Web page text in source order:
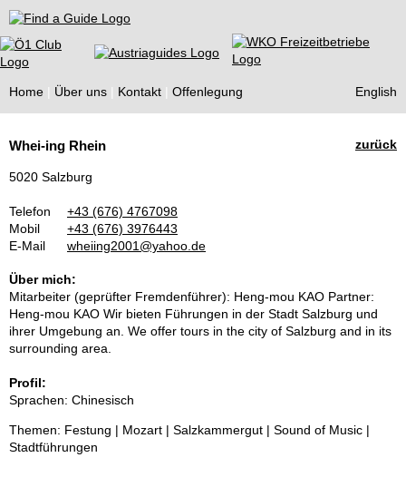
Find a Guide
Home Über uns Kontakt Offenlegung English
Guides
zurück
Whei-ing Rhein
5020 Salzburg
Telefon
+43 (676) 4767098
Mobil
+43 (676) 3976443
E-Mail
wheiing2001@yahoo.de
Über mich:
Mitarbeiter (geprüfter Fremdenführer): Heng-mou KAO Partner:
Heng-mou KAO Wir bieten Führungen in der Stadt Salzburg und
ihrer Umgebung an. We offer tours in the city of Salzburg and in its
surrounding area.
Profil:
Sprachen: Chinesisch
Themen: Festung | Mozart | Salzkammergut | Sound of Music |
Stadtführungen